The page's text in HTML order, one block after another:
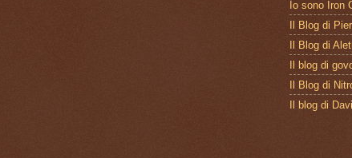
Il Blog di
Il blog di
Il Blog di
Il blog di